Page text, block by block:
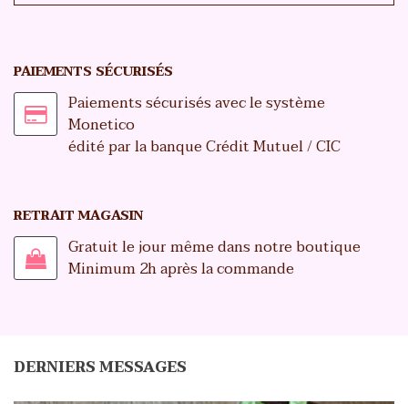
PAIEMENTS SÉCURISÉS
Paiements sécurisés avec le système
Monetico
édité par la banque Crédit Mutuel / CIC
RETRAIT MAGASIN
Gratuit le jour même dans notre boutique
Minimum 2h après la commande
DERNIERS MESSAGES